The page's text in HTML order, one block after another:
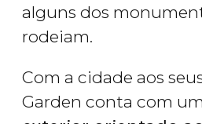
alguns dos
rodeiam.
Com a cidade aos
Garden conta com um